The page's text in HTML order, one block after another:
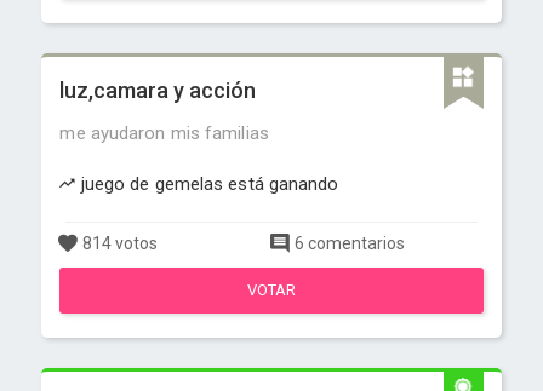
luz,camara y acción
me ayudaron mis familias
juego de gemelas está ganando
814 votos 6 comentarios
VOTAR